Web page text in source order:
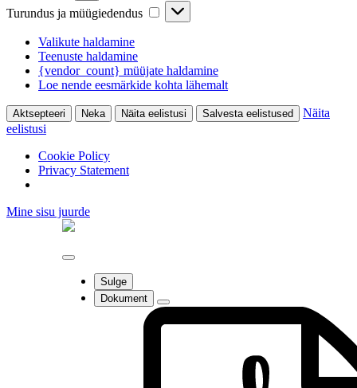
Turundus ja müügiedendus
Turundus
ja
Valikute haldamine
Teenuste haldamine
{vendor_count} müüjate haldamine
Loe nende eesmärkide kohta lähemalt
Aktsepteeri Neka Näita eelistusi Salvesta eelistused
Näita
eelistusi
Cookie Policy
Privacy Statement
Mine sisu juurde
Sulge
Dokument